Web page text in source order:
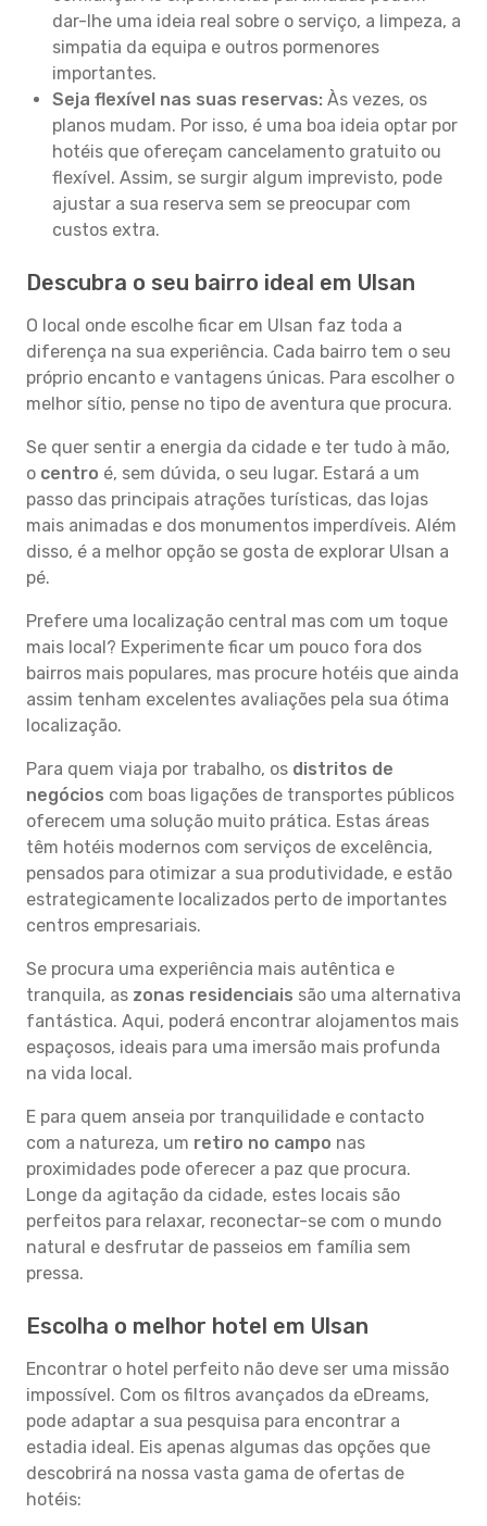
dar-lhe uma ideia real sobre o serviço, a limpeza, a
simpatia da equipa e outros pormenores
importantes.
Seja flexível nas suas reservas: Às vezes, os
planos mudam. Por isso, é uma boa ideia optar por
hotéis que ofereçam cancelamento gratuito ou
flexível. Assim, se surgir algum imprevisto, pode
ajustar a sua reserva sem se preocupar com
custos extra.
Descubra o seu bairro ideal em Ulsan
O local onde escolhe ficar em Ulsan faz toda a
diferença na sua experiência. Cada bairro tem o seu
próprio encanto e vantagens únicas. Para escolher o
melhor sítio, pense no tipo de aventura que procura.
Se quer sentir a energia da cidade e ter tudo à mão,
o centro é, sem dúvida, o seu lugar. Estará a um
passo das principais atrações turísticas, das lojas
mais animadas e dos monumentos imperdíveis. Além
disso, é a melhor opção se gosta de explorar Ulsan a
pé.
Prefere uma localização central mas com um toque
mais local? Experimente ficar um pouco fora dos
bairros mais populares, mas procure hotéis que ainda
assim tenham excelentes avaliações pela sua ótima
localização.
Para quem viaja por trabalho, os distritos de
negócios com boas ligações de transportes públicos
oferecem uma solução muito prática. Estas áreas
têm hotéis modernos com serviços de excelência,
pensados para otimizar a sua produtividade, e estão
estrategicamente localizados perto de importantes
centros empresariais.
Se procura uma experiência mais autêntica e
tranquila, as zonas residenciais são uma alternativa
fantástica. Aqui, poderá encontrar alojamentos mais
espaçosos, ideais para uma imersão mais profunda
na vida local.
E para quem anseia por tranquilidade e contacto
com a natureza, um retiro no campo nas
proximidades pode oferecer a paz que procura.
Longe da agitação da cidade, estes locais são
perfeitos para relaxar, reconectar-se com o mundo
natural e desfrutar de passeios em família sem
pressa.
Escolha o melhor hotel em Ulsan
Encontrar o hotel perfeito não deve ser uma missão
impossível. Com os filtros avançados da eDreams,
pode adaptar a sua pesquisa para encontrar a
estadia ideal. Eis apenas algumas das opções que
descobrirá na nossa vasta gama de ofertas de
hotéis: